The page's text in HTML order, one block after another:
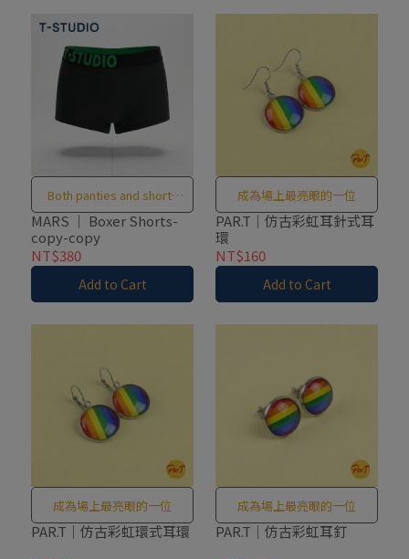
Both panties and shorts
designed in one piece !
MARS ｜ Boxer Shorts-
copy-copy
NT$380
Add to Cart
成為場上最亮眼的一位
PAR.T｜仿古彩虹耳針式耳
環
NT$160
Add to Cart
成為場上最亮眼的一位
PAR.T｜仿古彩虹環式耳環
成為場上最亮眼的一位
PAR.T｜仿古彩虹耳釘